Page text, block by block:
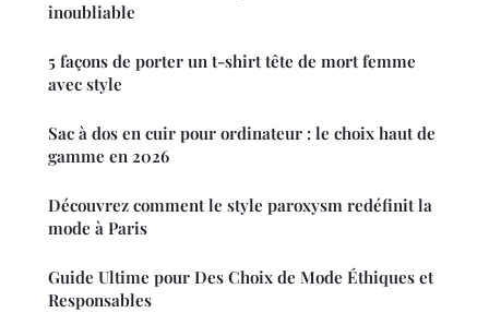
inoubliable
5 façons de porter un t-shirt tête de mort femme
avec style
Sac à dos en cuir pour ordinateur : le choix haut de
gamme en 2026
Découvrez comment le style paroxysm redéfinit la
mode à Paris
Guide Ultime pour Des Choix de Mode Éthiques et
Responsables